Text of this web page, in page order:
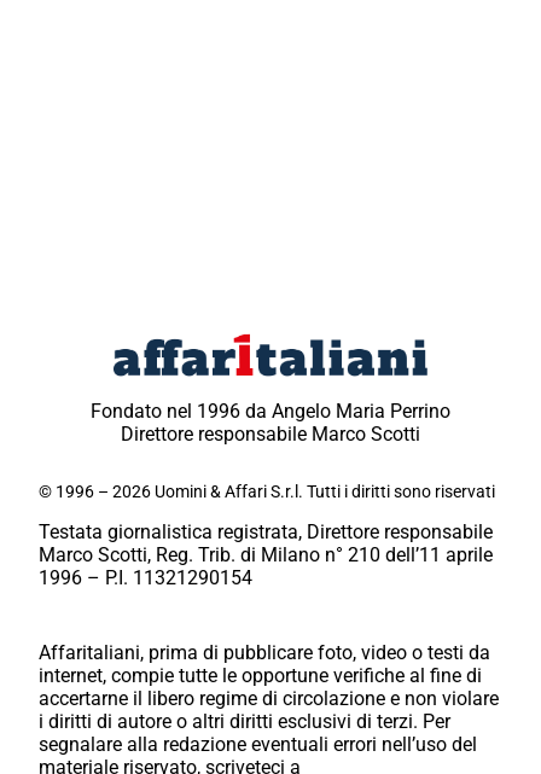
Fondato nel 1996 da Angelo Maria Perrino
Direttore responsabile Marco Scotti
© 1996 – 2026 Uomini & Affari S.r.l. Tutti i diritti sono riservati
Testata giornalistica registrata, Direttore responsabile
Marco Scotti, Reg. Trib. di Milano n° 210 dell’11 aprile
1996 – P.I. 11321290154
Affaritaliani, prima di pubblicare foto, video o testi da
internet, compie tutte le opportune verifiche al fine di
accertarne il libero regime di circolazione e non violare
i diritti di autore o altri diritti esclusivi di terzi. Per
segnalare alla redazione eventuali errori nell’uso del
materiale riservato, scriveteci a